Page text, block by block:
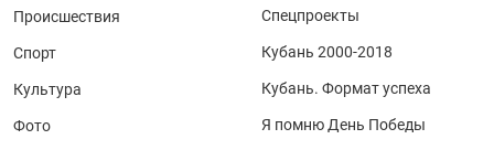
Происшествия
Спорт
Культура
Фото
Спецпроекты
Кубань 2000-2018
Кубань. Формат успеха
Я помню День Победы